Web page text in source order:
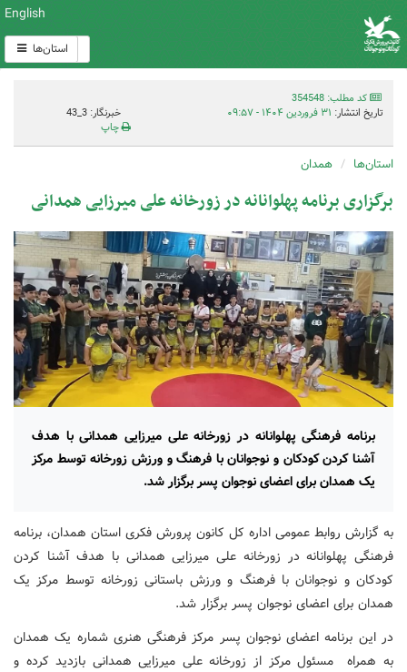
English
استان‌ها
کد مطلب: 354548
تاریخ انتشار: ۳۱ فروردین ۱۴۰۴ - ۰۹:۵۷
خبرنگار: 3_43
چاپ
استان‌ها همدان
برگزاری برنامه پهلوانانه در زورخانه علی میرزایی همدانی
برنامه فرهنگی پهلوانانه در زورخانه علی میرزایی همدانی با هدف
آشنا کردن کودکان و نوجوانان با فرهنگ و ورزش زورخانه توسط مرکز
یک همدان برای اعضای نوجوان پسر برگزار شد.
به گزارش روابط عمومی اداره کل کانون پرورش فکری استان همدان، برنامه
فرهنگی پهلوانانه در زورخانه علی میرزایی همدانی با هدف آشنا کردن
کودکان و نوجوانان با فرهنگ و ورزش باستانی زورخانه توسط مرکز یک
همدان برای اعضای نوجوان پسر برگزار شد.
در این برنامه اعضای نوجوان پسر مرکز فرهنگی هنری شماره یک همدان
به همراه مسئول مرکز از زورخانه علی میرزایی همدانی بازدید کرده و